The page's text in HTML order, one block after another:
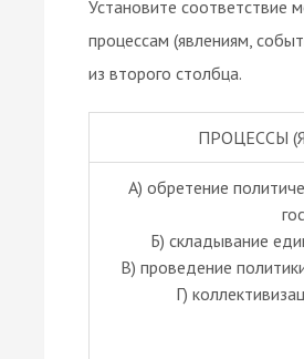
Установите соответствие
процессам (явлениям,
из второго столбца.
ПРОЦЕССЫ
А) обретение
Б) складывание
В) проведение
Г)